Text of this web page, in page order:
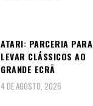
ATARI: PARCERIA PARA
LEVAR CLÁSSICOS AO
GRANDE ECRÃ
4 DE AGOSTO, 2026